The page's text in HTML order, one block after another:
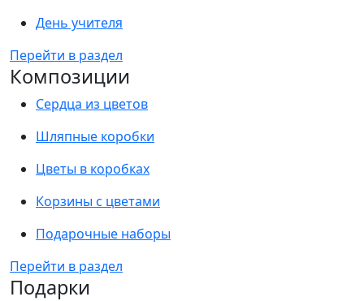
День учителя
Перейти в раздел
Композиции
Сердца из цветов
Шляпные коробки
Цветы в коробках
Корзины с цветами
Подарочные наборы
Перейти в раздел
Подарки